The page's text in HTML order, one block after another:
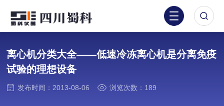
离心机分类大全——低速冷冻离心机是分离免疫
试验的理想设备
发布时间：2013-08-06 浏览次数：189